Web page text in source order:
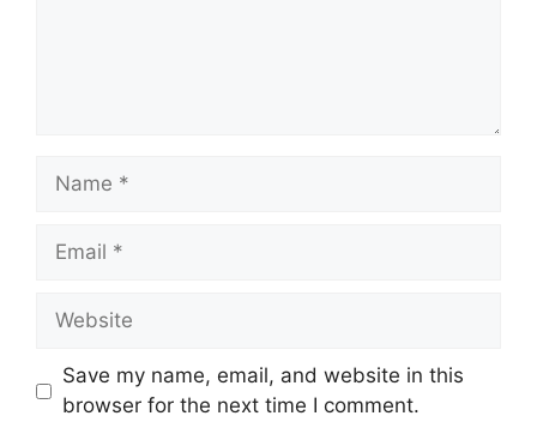
Name
Email
Website
Save my name, email, and website in this
browser for the next time I comment.